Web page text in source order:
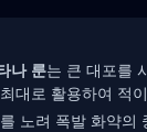
나 룬는 큰 대포를
대로 활용하여 적
노려 폭발 화약의